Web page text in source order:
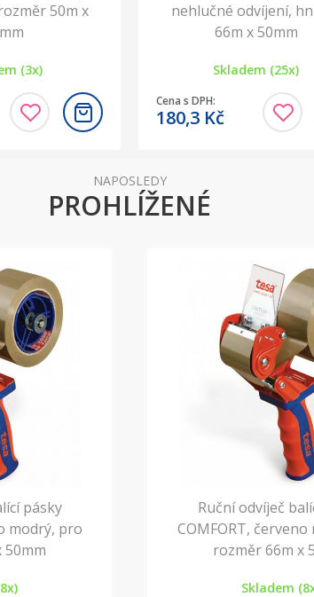
50m x
(3x)
nehlučné odvíjení,
66m x 50mm
Skladem (25x)
Cena s DPH:
180,3 Kč
NAPOSLEDY
PROHLÍŽENÉ
pásky
modrý, pro
50mm
Ruční odvíječ
COMFORT,
rozměr 66m x
Skladem